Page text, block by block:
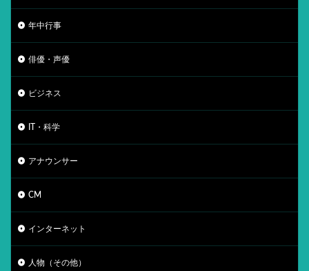
年中行事
俳優・声優
ビジネス
IT・科学
アナウンサー
CM
インターネット
人物（その他）